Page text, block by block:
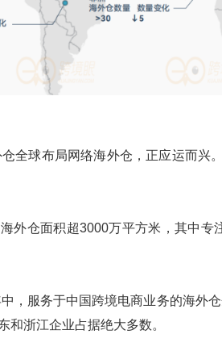
全球布局网络海外仓，正应运而兴
外仓面积超3000万平方米，其中
，服务于中国跨境电商业务的海外
和浙江企业占据绝大多数。